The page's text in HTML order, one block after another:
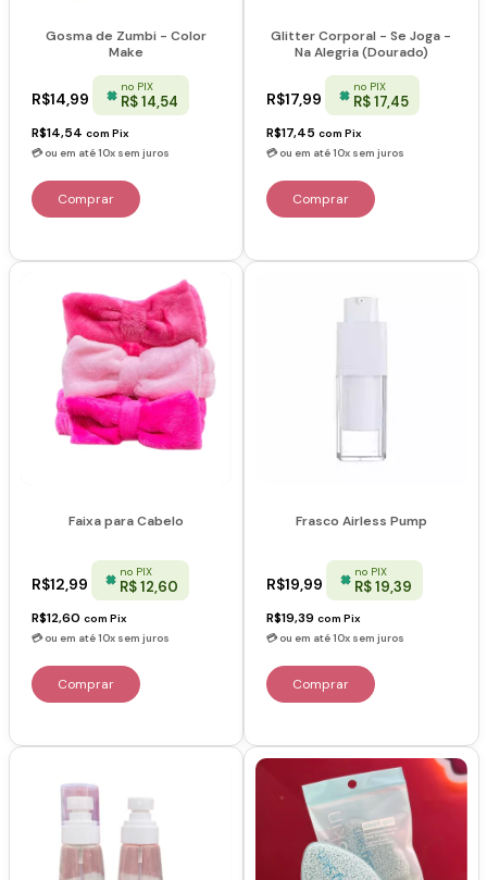
Gosma de Zumbi - Color
Make
R$14,99
no PIX
R$ 14,54
R$14,54 com Pix
Glitter Corporal - Se Joga -
Na Alegria (Dourado)
R$17,99
no PIX
R$ 17,45
R$17,45 com Pix
Faixa para Cabelo
R$12,99
no PIX
R$ 12,60
R$12,60 com Pix
Frasco Airless Pump
R$19,99
no PIX
R$ 19,39
R$19,39 com Pix